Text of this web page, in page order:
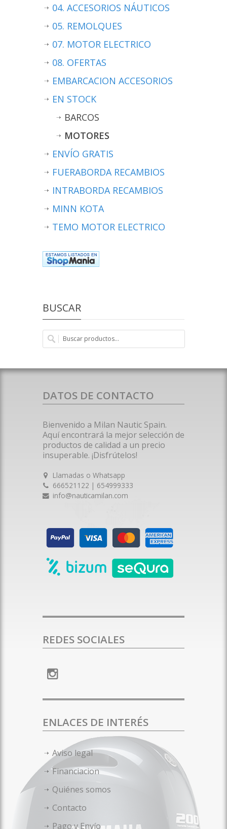
04. ACCESORIOS NÁUTICOS
05. REMOLQUES
07. MOTOR ELECTRICO
08. OFERTAS
EMBARCACION ACCESORIOS
EN STOCK
BARCOS
MOTORES
ENVÍO GRATIS
FUERABORDA RECAMBIOS
INTRABORDA RECAMBIOS
MINN KOTA
TEMO MOTOR ELECTRICO
BUSCAR
DATOS DE CONTACTO
Bienvenido a Milan Nautic Spain.
Aquí encontrará la mejor selección de
productos de calidad a un precio
insuperable. ¡Disfrútelos!
Llamadas o Whatsapp
666521122 | 654999333
info@nauticamilan.com
REDES SOCIALES
ENLACES DE INTERÉS
Aviso legal
Financiacion
Quiénes somos
Contacto
Pago y Envío